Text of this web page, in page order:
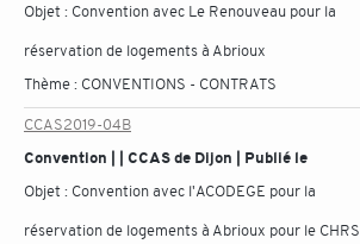
Objet : Convention avec Le Renouveau pour la
réservation de logements à Abrioux
Thème : CONVENTIONS - CONTRATS
CCAS2019-04B
Convention | | CCAS de Dijon | Publié le
Objet : Convention avec l'ACODEGE pour la
réservation de logements à Abrioux pour le CHRS